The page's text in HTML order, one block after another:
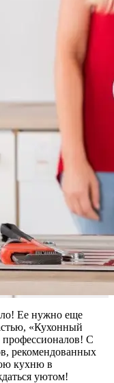
Ее нужно еще
«Кухонный
С
рекомендованных
кухню в
уютом!